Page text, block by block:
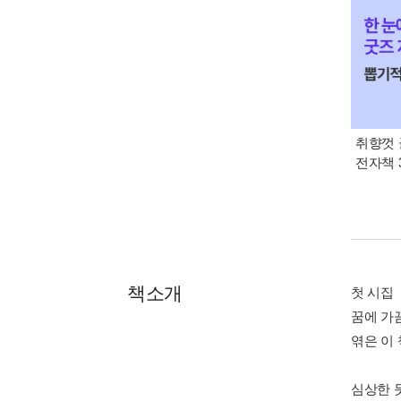
취향껏
전자책
책소개
첫 시집
꿈에 가
엮은 이
심상한